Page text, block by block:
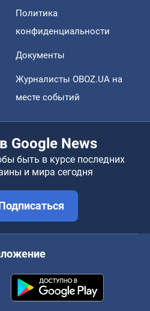
Политика
конфиденциальности
Документы
Журналисты OBOZ.UA на
месте событий
Google News
быть в курсе последних
и мира сегодня